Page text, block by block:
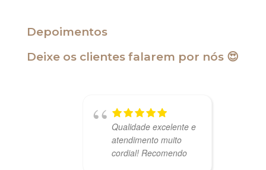
Depoimentos
Deixe os clientes falarem por nós 😍
Qualidade excelente e
atendimento muito
cordial! Recomendo